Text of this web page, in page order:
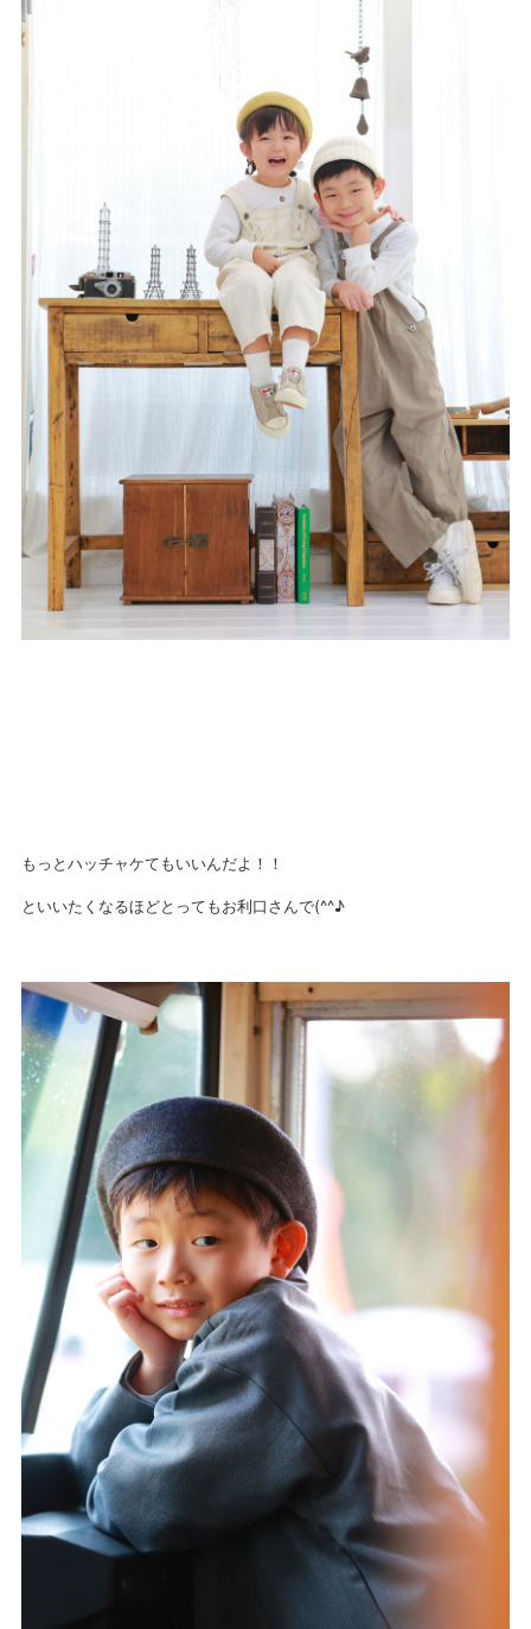
もっとハッチャケてもいいんだよ！！
といいたくなるほどとってもお利口さんで(^^♪